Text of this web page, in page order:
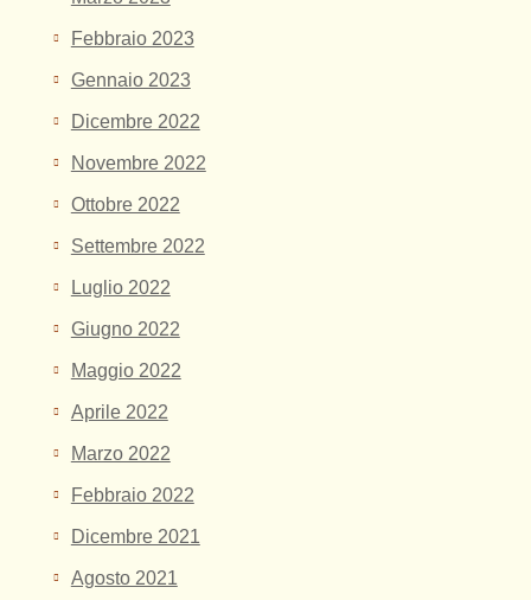
Febbraio 2023
Gennaio 2023
Dicembre 2022
Novembre 2022
Ottobre 2022
Settembre 2022
Luglio 2022
Giugno 2022
Maggio 2022
Aprile 2022
Marzo 2022
Febbraio 2022
Dicembre 2021
Agosto 2021